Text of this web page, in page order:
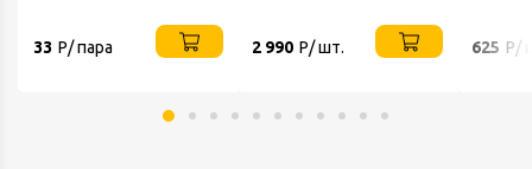
33 Р/ пара
2 990 Р/ шт. 625 Р/